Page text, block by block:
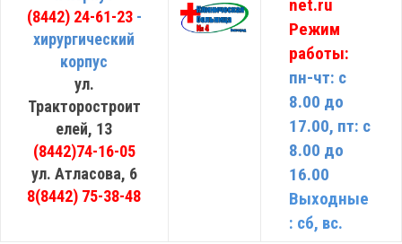
(8442) 24-61-23 -
хирургический
корпус
ул.
Тракторостроит
елей, 13
(8442)74-16-05
ул. Атласова, 6
8(8442) 75-38-48
net.ru
Режим
работы:
пн-чт: с
8.00 до
17.00, пт: с
8.00 до
16.00
Выходные
: сб, вс.